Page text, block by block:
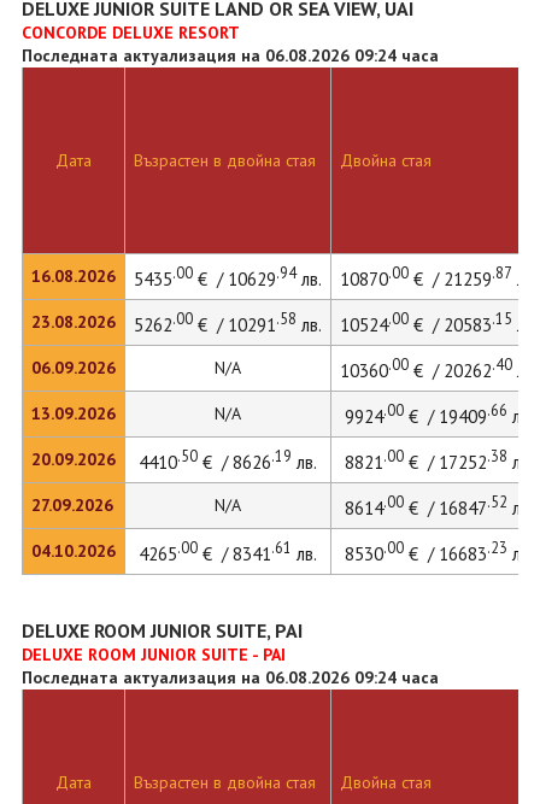
DELUXE JUNIOR SUITE LAND OR SEA VIEW, UAI
CONCORDE DELUXE RESORT
Последната актуализация на 06.08.2026 09:24 часа
Дата
16.08.2026
23.08.2026
06.09.2026
13.09.2026
20.09.2026
27.09.2026
04.10.2026
Възрастен в двойна стая Двойна стая
5435.00€ / 10629.94лв. 10870.00€ / 21259.87 лв.
5262.00€ / 10291.58 лв. 10524.00€ / 20583.15 лв.
N/A 10360.00€ / 20262.40лв.
N/A 9924.00€ / 19409.66 лв.
4410.50€ / 8626.19 лв. 8821.00€ / 17252.38 лв.
N/A 8614.00€ / 16847.52 лв.
4265.00€ / 8341.61 лв. 8530.00€ / 16683.23 лв.
DELUXE ROOM JUNIOR SUITE, PAI
DELUXE ROOM JUNIOR SUITE - PAI
Последната актуализация на 06.08.2026 09:24 часа
Дата Възрастен в двойна стая Двойна стая